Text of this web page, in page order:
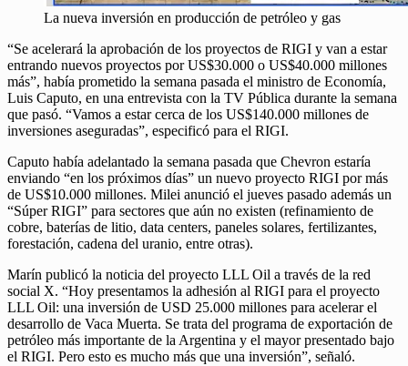
La nueva inversión en producción de petróleo y gas
“Se acelerará la aprobación de los proyectos de RIGI y van a estar
entrando nuevos proyectos por US$30.000 o US$40.000 millones
más”, había prometido la semana pasada el ministro de Economía,
Luis Caputo, en una entrevista con la TV Pública durante la semana
que pasó. “Vamos a estar cerca de los US$140.000 millones de
inversiones aseguradas”, especificó para el RIGI.
Caputo había adelantado la semana pasada que Chevron estaría
enviando “en los próximos días” un nuevo proyecto RIGI por más
de US$10.000 millones. Milei anunció el jueves pasado además un
“Súper RIGI” para sectores que aún no existen (refinamiento de
cobre, baterías de litio, data centers, paneles solares, fertilizantes,
forestación, cadena del uranio, entre otras).
Marín publicó la noticia del proyecto LLL Oil a través de la red
social X. “Hoy presentamos la adhesión al RIGI para el proyecto
LLL Oil: una inversión de USD 25.000 millones para acelerar el
desarrollo de Vaca Muerta. Se trata del programa de exportación de
petróleo más importante de la Argentina y el mayor presentado bajo
el RIGI. Pero esto es mucho más que una inversión”, señaló.